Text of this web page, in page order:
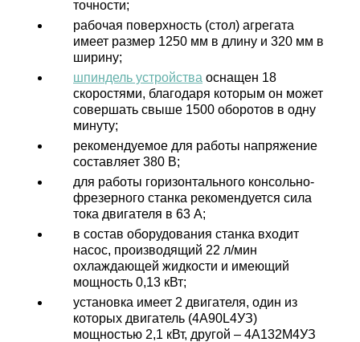
точности;
рабочая поверхность (стол) агрегата
имеет размер 1250 мм в длину и 320 мм в
ширину;
шпиндель устройства оснащен 18
скоростями, благодаря которым он может
совершать свыше 1500 оборотов в одну
минуту;
рекомендуемое для работы напряжение
составляет 380 В;
для работы горизонтального консольно-
фрезерного станка рекомендуется сила
тока двигателя в 63 А;
в состав оборудования станка входит
насос, производящий 22 л/мин
охлаждающей жидкости и имеющий
мощность 0,13 кВт;
установка имеет 2 двигателя, один из
которых двигатель (4А90L4УЗ)
мощностью 2,1 кВт, другой – 4А132М4УЗ